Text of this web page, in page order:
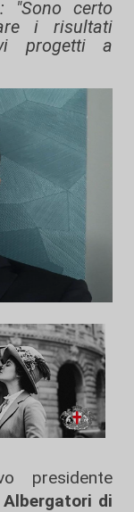
"Sono certo
i risultati
progetti a
presidente
di